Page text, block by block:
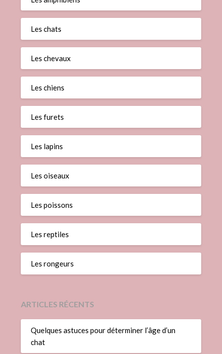
Les chats
Les chevaux
Les chiens
Les furets
Les lapins
Les oiseaux
Les poissons
Les reptiles
Les rongeurs
ARTICLES RÉCENTS
Quelques astuces pour déterminer l’âge d’un
chat